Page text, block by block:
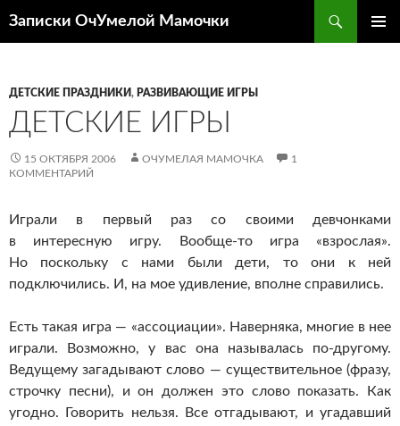
Записки ОчУмелой Мамочки
ДЕТСКИЕ ПРАЗДНИКИ, РАЗВИВАЮЩИЕ ИГРЫ
ДЕТСКИЕ ИГРЫ
15 ОКТЯБРЯ 2006 ОЧУМЕЛАЯ МАМОЧКА
1
КОММЕНТАРИЙ
Играли в первый раз со своими девчонками
в интересную игру.
Вообще-тоигра «взрослая».
Но поскольку с нами были дети, то они к ней
подключились. И, на мое удивление, вполне справились.
Есть такая игра — «ассоциации». Наверняка, многие в нее
играли. Возможно, у вас она называлась по-другому.
Ведущему загадывают слово — существительное (фразу,
строчку песни), и он должен это слово показать. Как
угодно. Говорить нельзя. Все отгадывают, и угадавший